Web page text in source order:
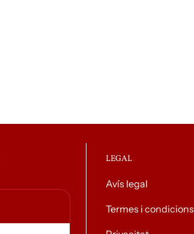
LEGAL
Avís legal
Termes i condicions